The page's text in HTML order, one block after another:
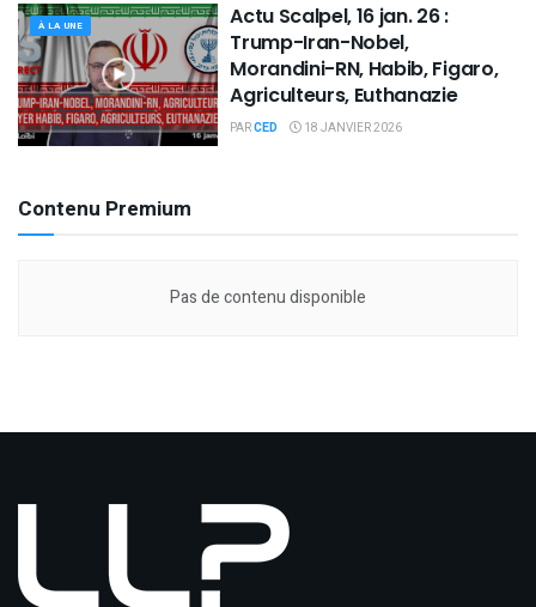
À LA UNE
Actu Scalpel, 16 jan. 26 :
Trump-Iran-Nobel,
Morandini-RN, Habib, Figaro,
Agriculteurs, Euthanazie
PARCED 18 JANVIER 2026
Contenu Premium
Pas de contenu disponible